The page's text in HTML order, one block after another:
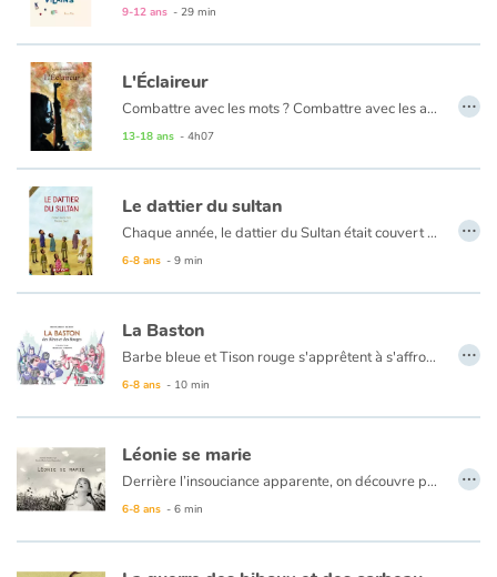
Catalogue anglais
Contraste +
Aide
Accueil
Écoles
Médiathèques
Vidéos & Tutoriaux
Blog
9-12 ans - 29 min
L'Éclaireur
Combattre avec les mots ? Combattre avec les armes ? Tel est le terrible dilemme qui se pose au jeune Aman, issu d'un peuple de poètes nomades. Tout comme son grand-père, il est l'Éclaireur, le poète qui aide les hommes de sa tribu en leur contant l'histoire de leurs ancêtres.
Alors que la guerre civile fait rage en Somalie, Aman est contraint de rejoindre la ville. Enrôlé dans des milices, il deviendra enfant-soldat, avant de décider qu'il en sera autrement.
13-18 ans - 4h07
…
Le dattier du sultan
Chaque année, le dattier du Sultan était couvert des fruits les plus délicats. Des voyageurs de tout le royaume venaient admirer et goûter la douceur de ces dattes. Chaque année, la récolte se déroulait en présence du Sultan. Mais voilà qu’un été, le dattier ne donna que trois petites dattes…
6-8 ans - 9 min
…
La Baston
Barbe bleue et Tison rouge s'apprêtent à s'affronter. La bataille promet d'être terrible ! En route vers le camp adverse, les deux armées tombent sur des chevaliers bien étranges jouant à un jeu encore plus étrange. Pas le temps de réfléchir, les voilà embarqués.
6-8 ans - 10 min
…
Léonie se marie
Derrière l’insouciance apparente, on découvre peu à peu un pays en guerre. Bientôt, un face à face entre la fillette et un soldat du camp adverse. Osera-t-il presser sur la gâchette ? Un texte sensible, une histoire vraie, et la guerre se rejoue au milieu des champs de blé.
6-8 ans - 6 min
…